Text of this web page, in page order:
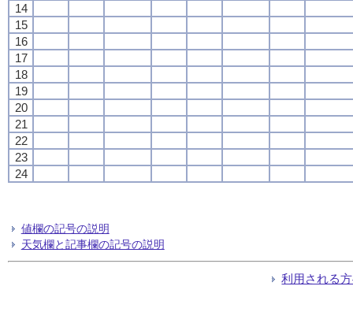
14
15
16
17
18
19
20
21
22
23
24
値欄の記号の説明
天気欄と記事欄の記号の説明
利用される